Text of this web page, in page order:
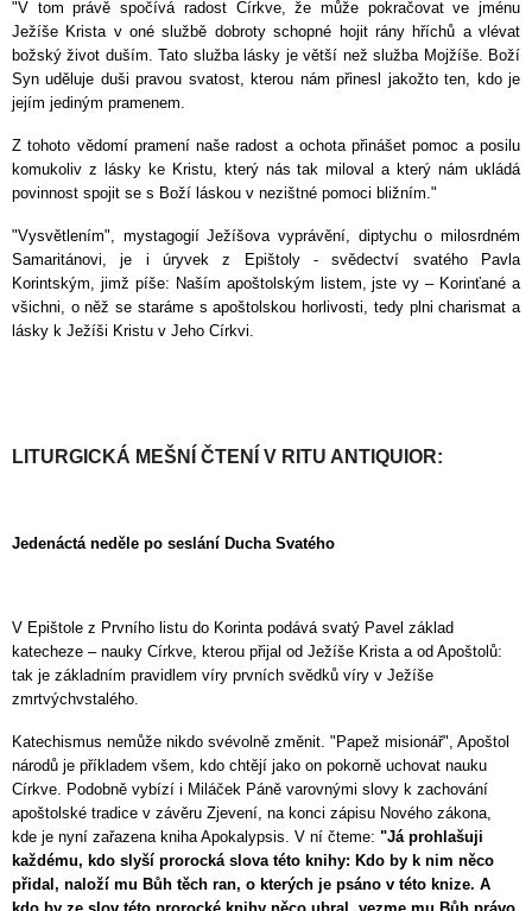
"V tom právě spočívá radost Církve, že může pokračovat ve jménu
Ježíše Krista v oné službě dobroty schopné hojit rány hříchů a vlévat
božský život duším. Tato služba lásky je větší než služba Mojžíše. Boží
Syn uděluje duši pravou svatost, kterou nám přinesl jakožto ten, kdo je
jejím jediným pramenem.
Z tohoto vědomí pramení naše radost a ochota přinášet pomoc a posilu
komukoliv z lásky ke Kristu, který nás tak miloval a který nám ukládá
povinnost spojit se s Boží láskou v nezištné pomoci bližním."
"Vysvětlením", mystagogií Ježíšova vyprávění, diptychu o milosrdném
Samaritánovi, je i úryvek z Epištoly - svědectví svatého Pavla
Korintským, jimž píše: Naším apoštolským listem, jste vy – Korinťané a
všichni, o něž se staráme s apoštolskou horlivosti, tedy plni charismat a
lásky k Ježíši Kristu v Jeho Církvi.
LITURGICKÁ MEŠNÍ ČTENÍ V RITU ANTIQUIOR:
Jedenáctá neděle po seslání Ducha Svatého
V Epištole z Prvního listu do Korinta podává svatý Pavel základ
katecheze – nauky Církve, kterou přijal od Ježíše Krista a od Apoštolů:
tak je základním pravidlem víry prvních svědků víry v Ježíše
zmrtvýchvstalého.
Katechismus nemůže nikdo svévolně změnit. "Papež misionář", Apoštol
národů je příkladem všem, kdo chtějí jako on pokorně uchovat nauku
Církve. Podobně vybízí i Miláček Páně varovnými slovy k zachování
apoštolské tradice v závěru Zjevení, na konci zápisu Nového zákona,
kde je nyní zařazena kniha Apokalypsis. V ní čteme: "Já prohlašuji
každému, kdo slyší prorocká slova této knihy: Kdo by k nim něco
přidal, naloží mu Bůh těch ran, o kterých je psáno v této knize. A